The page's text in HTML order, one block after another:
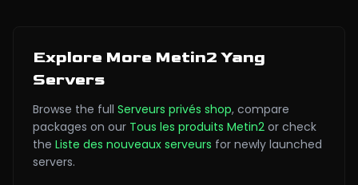
Explore More Metin2 Yang
Servers
Browse the full Serveurs privés shop, compare
packages on our Tous les produits Metin2 or check
the Liste des nouveaux serveurs for newly launched
servers.